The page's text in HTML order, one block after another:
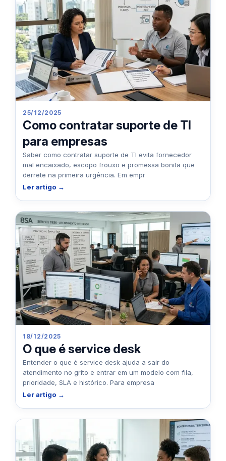
25/12/2025
Como contratar suporte de TI
para empresas
Saber como contratar suporte de TI evita fornecedor
mal encaixado, escopo frouxo e promessa bonita que
derrete na primeira urgência. Em empr
Ler artigo →
18/12/2025
O que é service desk
Entender o que é service desk ajuda a sair do
atendimento no grito e entrar em um modelo com fila,
prioridade, SLA e histórico. Para empresa
Ler artigo →